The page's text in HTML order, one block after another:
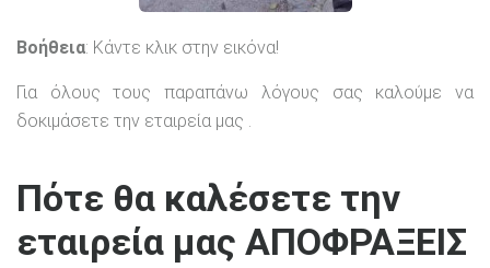
Βοήθεια: Κάντε κλικ στην εικόνα!
Για όλους τους παραπάνω λόγους σας καλούμε να
δοκιμάσετε την εταιρεία μας .
Πότε θα καλέσετε την
εταιρεία μας ΑΠΟΦΡΑΞΕΙΣ